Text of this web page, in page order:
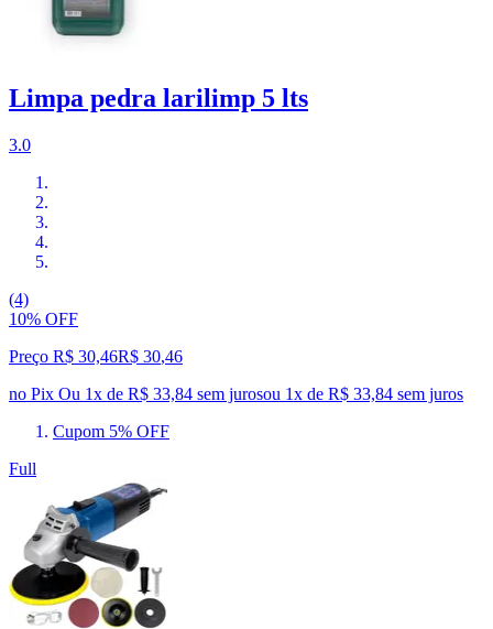
Limpa pedra larilimp 5 lts
3.0
(4)
10% OFF
Preço R$ 30,46R$ 30,46
no Pix Ou 1x de R$ 33,84 sem jurosou 1x de R$ 33,84 sem juros
Cupom 5% OFF
Full